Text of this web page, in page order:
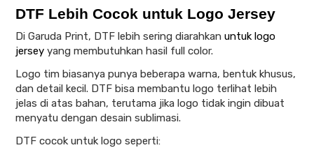
DTF Lebih Cocok untuk Logo Jersey
Di Garuda Print, DTF lebih sering diarahkan untuk logo
jersey yang membutuhkan hasil full color.
Logo tim biasanya punya beberapa warna, bentuk khusus,
dan detail kecil. DTF bisa membantu logo terlihat lebih
jelas di atas bahan, terutama jika logo tidak ingin dibuat
menyatu dengan desain sublimasi.
DTF cocok untuk logo seperti: